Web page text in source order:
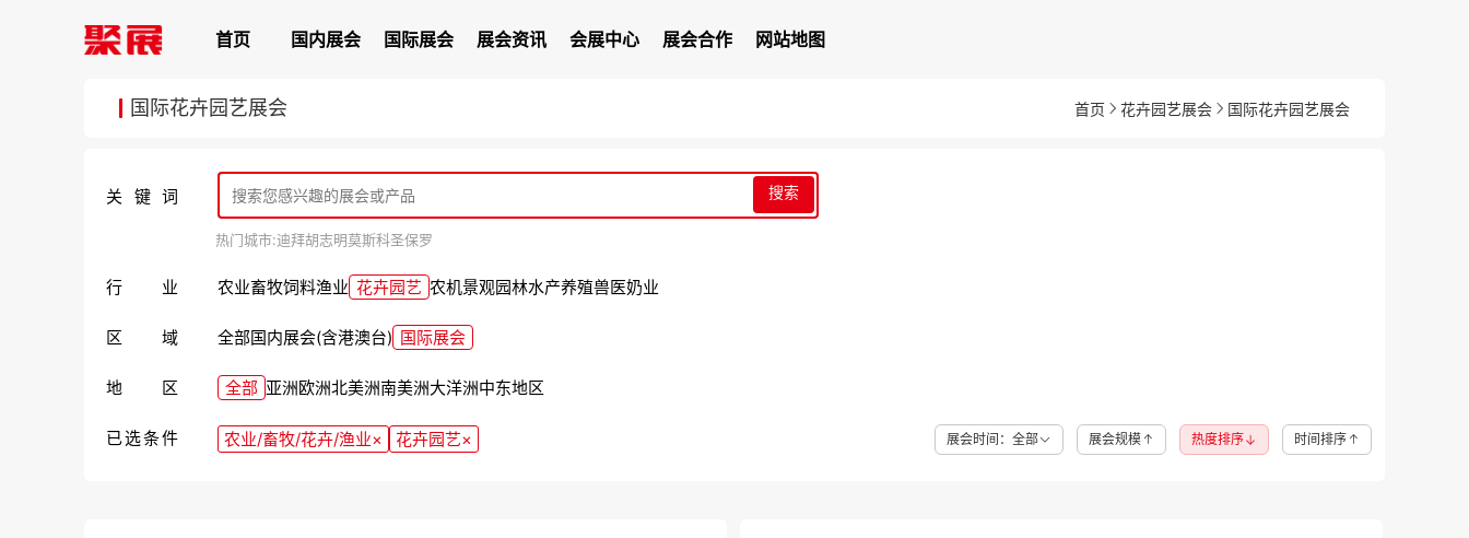
首页 国内展会 国际展会 展会资讯 会展中心 展会合作 网站地图
国际花卉园艺展会 首页 花卉园艺展会 国际花卉园艺展会
关键词 搜索
热门城市:迪拜胡志明莫斯科圣保罗
行业 农业畜牧饲料渔业 花卉园艺 农机景观园林水产养殖兽医奶业
区域 全部国内展会(含港澳台) 国际展会
地区 全部 亚洲欧洲北美洲南美洲大洋洲中东地区
已选条件 农业/畜牧/花卉/渔业× 花卉园艺× 展会时间：全部 展会规模 热度排序 时间排序